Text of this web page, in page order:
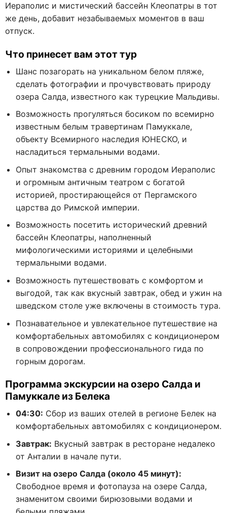
Иераполис и мистический бассейн Клеопатры в тот
же день, добавит незабываемых моментов в ваш
отпуск.
Что принесет вам этот тур
Шанс позагорать на уникальном белом пляже,
сделать фотографии и прочувствовать природу
озера Салда, известного как турецкие Мальдивы.
Возможность прогуляться босиком по всемирно
известным белым травертинам Памуккале,
объекту Всемирного наследия ЮНЕСКО, и
насладиться термальными водами.
Опыт знакомства с древним городом Иераполис
и огромным античным театром с богатой
историей, простирающейся от Пергамского
царства до Римской империи.
Возможность посетить исторический древний
бассейн Клеопатры, наполненный
мифологическими историями и целебными
термальными водами.
Возможность путешествовать с комфортом и
выгодой, так как вкусный завтрак, обед и ужин на
шведском столе уже включены в стоимость тура.
Познавательное и увлекательное путешествие на
комфортабельных автомобилях с кондиционером
в сопровождении профессионального гида по
горным дорогам.
Программа экскурсии на озеро Салда и
Памуккале из Белека
04:30: Сбор из ваших отелей в регионе Белек на
комфортабельных автомобилях с кондиционером.
Завтрак: Вкусный завтрак в ресторане недалеко
от Анталии в начале пути.
Визит на озеро Салда (около 45 минут):
Свободное время и фотопауза на озере Салда,
знаменитом своими бирюзовыми водами и